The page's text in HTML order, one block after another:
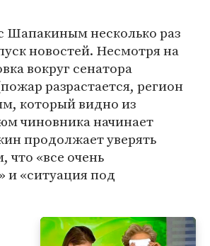
Шапакиным несколько раз
новостей. Несмотря на
вокруг сенатора
разрастается, регион
который видно из
чиновника начинает
продолжает уверять
что «все очень
и «ситуация под